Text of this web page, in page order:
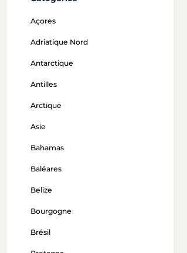
Açores
Adriatique Nord
Antarctique
Antilles
Arctique
Asie
Bahamas
Baléares
Belize
Bourgogne
Brésil